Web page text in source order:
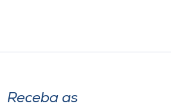
Receba as